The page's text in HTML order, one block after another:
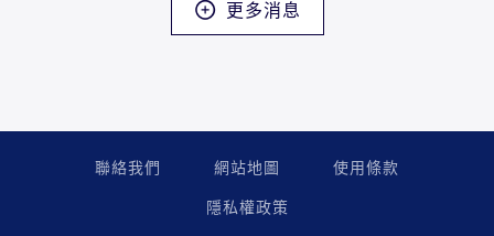
更多消息
聯絡我們 網站地圖
使用條款
隱私權政策